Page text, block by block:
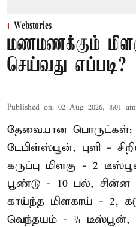
Webstories
மணமணக்கும்
செய்வது எப்படி?
Published on: 02 Aug 2026, 8:01 am
தேவையான
டேபிள்ஸ்பூன், புளி -
கருப்பு மிளகு - 2
பூண்டு - 10 பல்,
காய்ந்த மிளகாய் - 2,
வெந்தயம் - ¼ டீஸ்பூன்,